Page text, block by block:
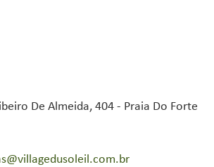
De Almeida, 404 - Praia Do Forte